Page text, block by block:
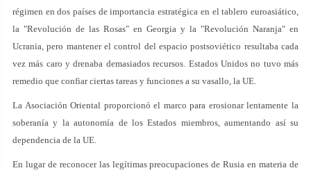
régimen en dos países de importancia estratégica en el tablero euroasiático,
la "Revolución de las Rosas" en Georgia y la "Revolución Naranja" en
Ucrania, pero mantener el control del espacio postsoviético resultaba cada
vez más caro y drenaba demasiados recursos. Estados Unidos no tuvo más
remedio que confiar ciertas tareas y funciones a su vasallo, la UE.
La Asociación Oriental proporcionó el marco para erosionar lentamente la
soberanía y la autonomía de los Estados miembros, aumentando así su
dependencia de la UE.
En lugar de reconocer las legítimas preocupaciones de Rusia en materia de